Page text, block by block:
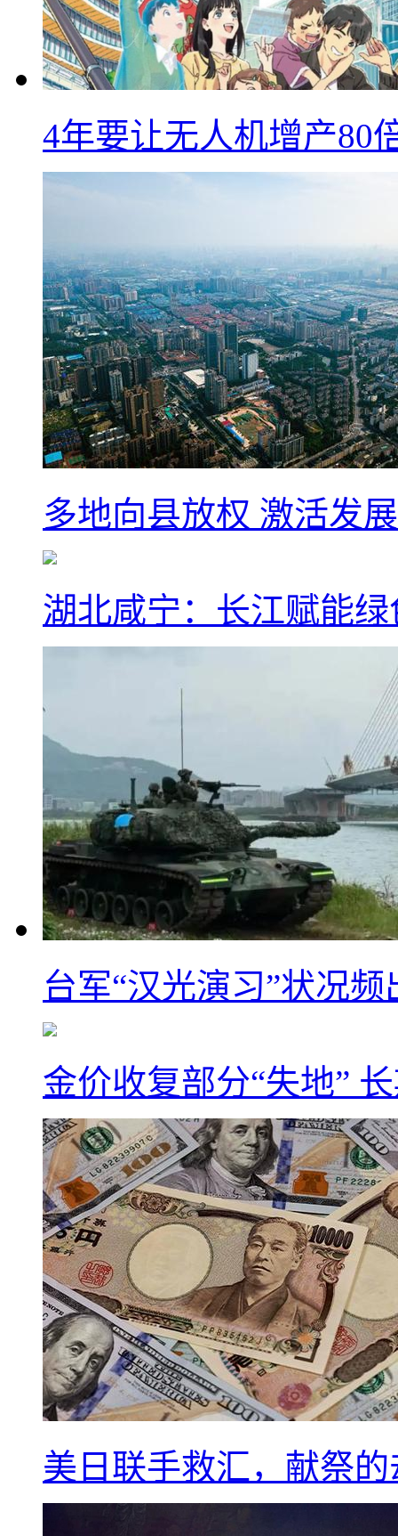
4年要让无人机增产80
多地向县放权 激活发
湖北咸宁：长江赋能
台军“汉光演习”状况
金价收复部分“失地”
美日联手救汇，献祭